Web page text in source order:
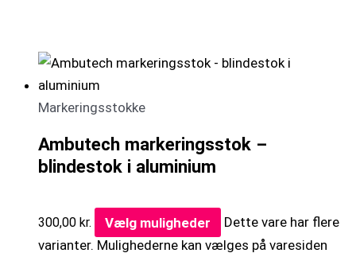
Markeringsstokke
Ambutech markeringsstok –
blindestok i aluminium
300,00 kr. Vælg muligheder
Dette vare har flere
varianter. Mulighederne kan vælges på varesiden